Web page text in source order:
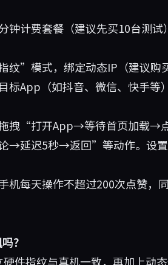
钟计费套餐（建议先买10台测
纹”模式，绑定动态IP（建议购
标App（如抖音、微信、快手等
拽“打开App→等待首页加载→
延迟5秒→返回”等动作。设置
机每天操作不超过200次点赞，
？
件指纹与真机一致，再加上动